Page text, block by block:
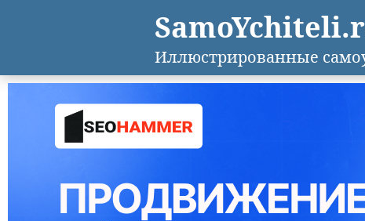
Иллюстрированные